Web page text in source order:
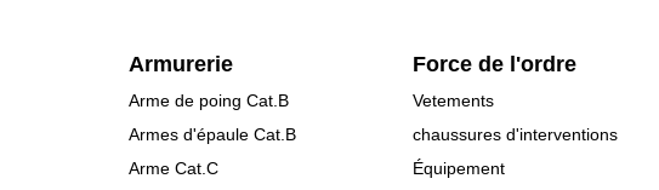
Armurerie
Arme de poing Cat.B
Armes d'épaule Cat.B
Arme Cat.C
Force de l'ordre
Vetements
chaussures d'interventions
Équipement